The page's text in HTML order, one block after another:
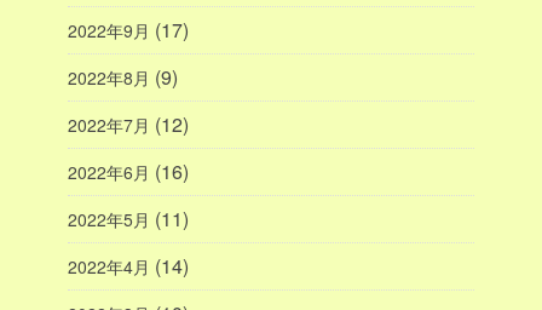
2022年9月 (17)
2022年8月 (9)
2022年7月 (12)
2022年6月 (16)
2022年5月 (11)
2022年4月 (14)